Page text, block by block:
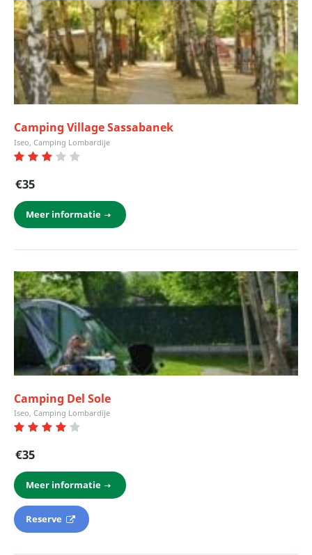
Camping Village Sassabanek
Iseo, Camping Lombardije
€35
Meer informatie
Camping Del Sole
Iseo, Camping Lombardije
€35
Meer informatie
Reserve